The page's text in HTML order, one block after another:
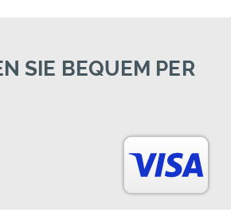
SIE BEQUEM PER